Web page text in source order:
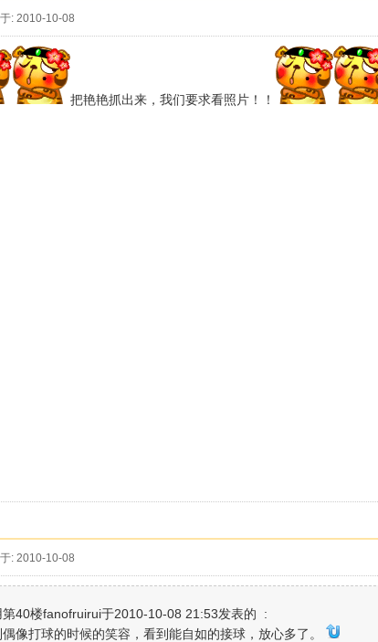
: 2010-10-08
把艳艳抓出来，我们要求看照片！！
: 2010-10-08
第40楼fanofruirui于2010-10-08 21:53发表的 :
像打球的时候的笑容，看到能自如的接球，放心多了。